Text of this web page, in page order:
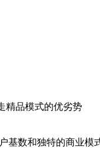
精品模式的优劣势
基数和独特的商业